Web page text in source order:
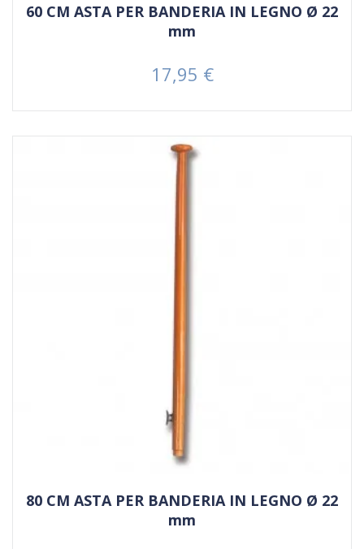
60 CM ASTA PER BANDERIA IN LEGNO Ø 22
mm
Prezzo
17,95 €
80 CM ASTA PER BANDERIA IN LEGNO Ø 22
mm